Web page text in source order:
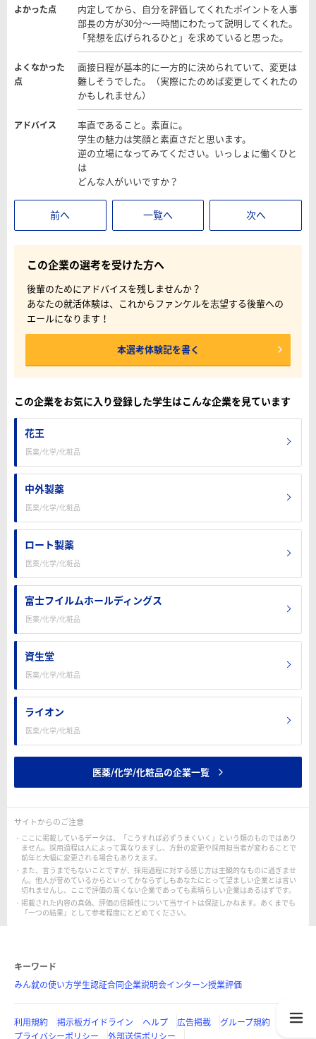
よかった点
内定してから、自分を評価してくれたポイントを人事
部長の方が30分～一時間にわたって説明してくれた。
「発想を広げられるひと」を求めていると思った。
よくなかった
点
面接日程が基本的に一方的に決められていて、変更は
難しそうでした。（実際にたのめば変更してくれたの
かもしれません）
アドバイス
率直であること。素直に。
学生の魅力は笑顔と素直さだと思います。
逆の立場になってみてください。いっしょに働くひと
は
どんな人がいいですか？
前へ 一覧へ 次へ
この企業の選考を受けた方へ
後輩のためにアドバイスを残しませんか？
あなたの就活体験は、これからファンケルを志望する後輩への
エールになります！
本選考体験記を書く
この企業をお気に入り登録した学生はこんな企業を見ています
花王
医薬/化学/化粧品
中外製薬
医薬/化学/化粧品
ロート製薬
医薬/化学/化粧品
富士フイルムホールディングス
医薬/化学/化粧品
資生堂
医薬/化学/化粧品
ライオン
医薬/化学/化粧品
医薬/化学/化粧品の企業一覧
サイトからのご注意
ここに掲載しているデータは、「こうすれば必ずうまくいく」という類のものではあり
ません。採用過程は人によって異なりますし、方針の変更や採用担当者が変わることで
前年と大幅に変更される場合もありえます。
また、言うまでもないことですが、採用過程に対する感じ方は主観的なものに過ぎませ
ん。他人が誉めているからといってかならずしもあなたにとって望ましい企業とは言い
切れませんし、ここで評価の高くない企業であっても素晴らしい企業はあるはずです。
掲載された内容の真偽、評価の信頼性について当サイトは保証しかねます。あくまでも
「一つの結果」として参考程度にとどめてください。
キーワード
みん就の使い方学生認証合同企業説明会インターン授業評価
利用規約 掲示板ガイドライン ヘルプ 広告掲載
グループ規約
プライバシーポリシー
外部送信ポリシー